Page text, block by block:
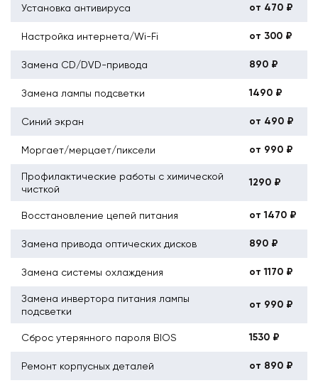
Установка антивируса от 470 ₽
Настройка интернета/Wi-Fi от 300 ₽
Замена CD/DVD-привода 890 ₽
Замена лампы подсветки 1490 ₽
Синий экран от 490 ₽
Моргает/мерцает/пиксели от 990 ₽
Профилактические работы с химической
чисткой
1290 ₽
Восстановление цепей питания от 1470 ₽
Замена привода оптических дисков 890 ₽
Замена системы охлаждения от 1170 ₽
Замена инвертора питания лампы
подсветки
от 990 ₽
Сброс утерянного пароля BIOS 1530 ₽
Ремонт корпусных деталей от 890 ₽